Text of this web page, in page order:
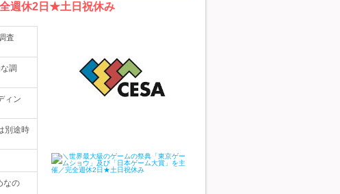
週休2日★土日祝休み
査
調
ィン
別途時
なの